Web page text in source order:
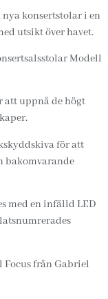
konsertstolar i en
utsikt över havet.
Modell
att uppnå de högt
för att
bakomvarande
med en infälld LED
Focus från Gabriel